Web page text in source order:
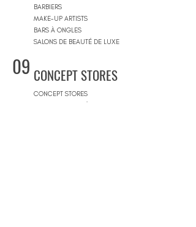
BARBIERS
MAKE-UP ARTISTS
BARS À ONGLES
SALONS DE BEAUTÉ DE LUXE
09 CONCEPT STORES
CONCEPT STORES